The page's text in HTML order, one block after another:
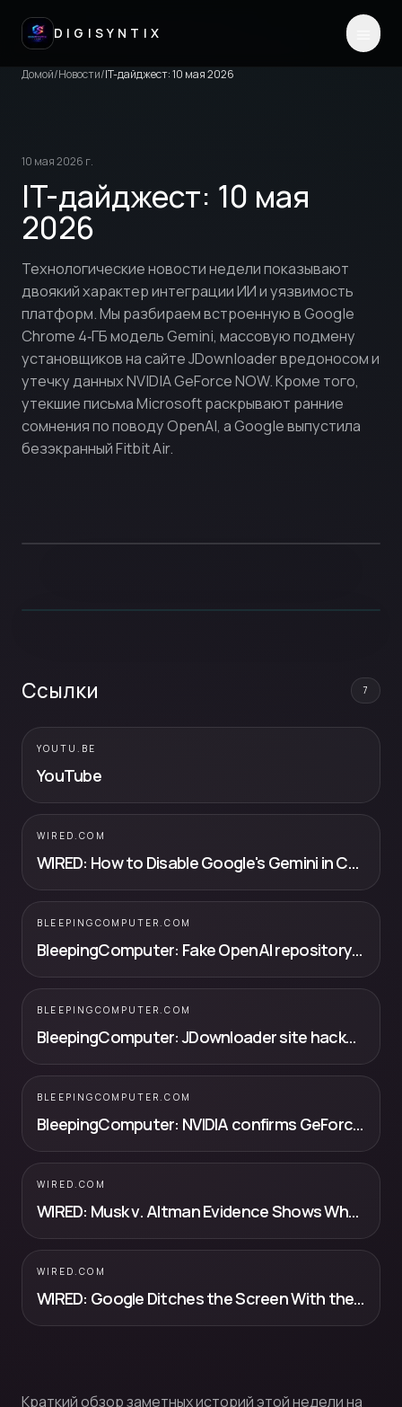
DIGISYNTIX
Домой/Новости/IT-дайджест: 10 мая 2026
10 мая 2026 г.
IT-дайджест: 10 мая
2026
Технологические новости недели показывают
двоякий характер интеграции ИИ и уязвимость
платформ. Мы разбираем встроенную в Google
Chrome 4‑ГБ модель Gemini, массовую подмену
установщиков на сайте JDownloader вредоносом и
утечку данных NVIDIA GeForce NOW. Кроме того,
утекшие письма Microsoft раскрывают ранние
сомнения по поводу OpenAI, а Google выпустила
безэкранный Fitbit Air.
Ссылки 7
YOUTU.BE
YouTube
WIRED.COM
WIRED: How to Disable Google's Gemini in Chrome
BLEEPINGCOMPUTER.COM
BleepingComputer: Fake OpenAI repository on Hugging Face pushes infostealer malware
BLEEPINGCOMPUTER.COM
BleepingComputer: JDownloader site hacked to replace installers with Python RAT malware
BLEEPINGCOMPUTER.COM
BleepingComputer: NVIDIA confirms GeForce NOW data breach affecting Armenian users
WIRED.COM
WIRED: Musk v. Altman Evidence Shows What Microsoft Executives Thought of Op...
WIRED.COM
WIRED: Google Ditches the Screen With the New Fitbit Air (2026)
Краткий обзор заметных историй этой недели на